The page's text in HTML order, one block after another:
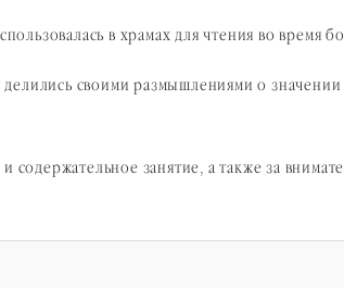
в храмах для чтения во время
своими размышлениями о
занятие, а также за